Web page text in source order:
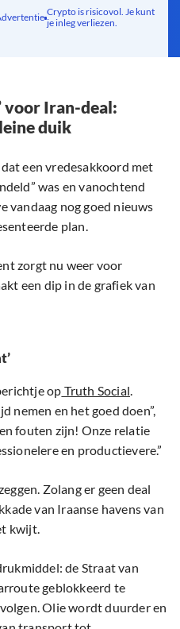
Crypto is risicovol. Je kunt
je inleg verliezen.
voor Iran-deal:
duik
een vredesakkoord met
was en vanochtend
vandaag nog goed nieuws
plan.
zorgt nu weer voor
een dip in de grafiek van
op Truth Social.
nemen en het goed doen”,
fouten zijn! Onze relatie
en productievere.”
Zolang er geen deal
van Iraanse havens van
kwijt.
de Straat van
geblokkeerd te
Olie wordt duurder en